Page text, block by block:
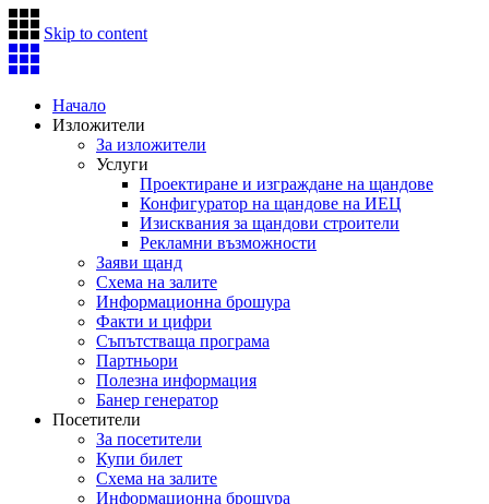
Skip to content
Начало
Изложители
За изложители
Услуги
Проектиране и изграждане на щандове
Конфигуратор на щандове на ИЕЦ
Изисквания за щандови строители
Рекламни възможности
Заяви щанд
Схема на залите
Информационна брошура
Факти и цифри
Съпътстваща програма
Партньори
Полезна информация
Банер генератор
Посетители
За посетители
Купи билет
Схема на залите
Информационна брошура